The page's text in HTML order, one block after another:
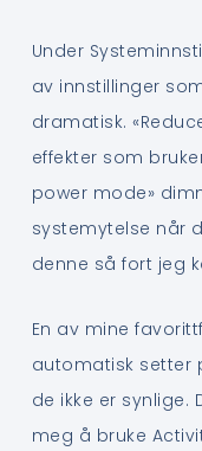
Under
av innstillinger
dramatisk.
effekter som
power mode»
systemytelse når
denne så fort jeg
En av mine
automatisk setter
de ikke er
meg å bruke